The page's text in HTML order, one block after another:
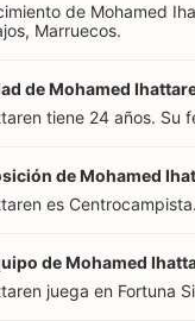
de Mohamed
Marruecos.
de Mohamed
tiene 24 años. Su
de Mohamed
es Centrocampista.
de Mohamed
juega en Fortuna